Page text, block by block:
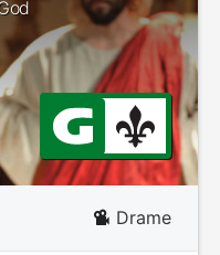
Drame